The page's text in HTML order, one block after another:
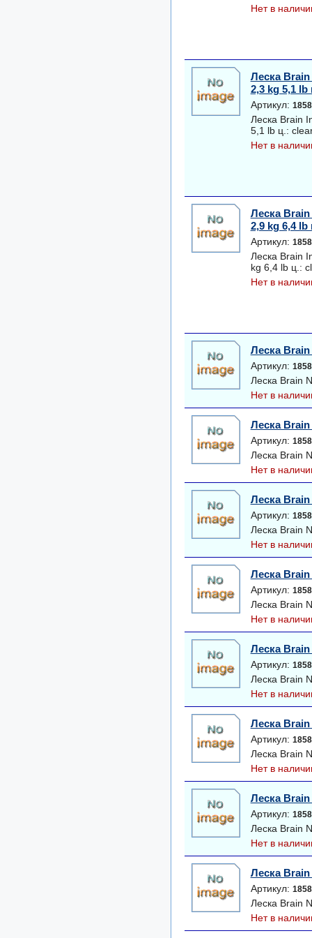
Нет в
Леска Brain
2,3 kg 5,1 lb
Артикул:
Леска Brain
5,1 lb ц.:
Нет в
Леска Brain
2,9 kg 6,4 lb
Артикул:
Леска Brain
kg 6,4 lb ц.:
Нет в
Леска Brain
Артикул:
Леска Brain
Нет в
Леска Brain
Артикул:
Леска Brain
Нет в
Леска Brain
Артикул:
Леска Brain
Нет в
Леска Brain
Артикул:
Леска Brain
Нет в
Леска Brain
Артикул:
Леска Brain
Нет в
Леска Brain
Артикул:
Леска Brain
Нет в
Леска Brain
Артикул:
Леска Brain
Нет в
Леска Brain
Артикул:
Леска Brain
Нет в